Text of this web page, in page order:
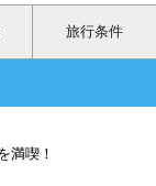
旅行条件
満喫！